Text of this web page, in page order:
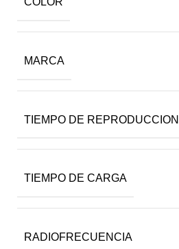
MARCA
TIEMPO DE REPRODUCCION
TIEMPO DE CARGA
RADIOFRECUENCIA